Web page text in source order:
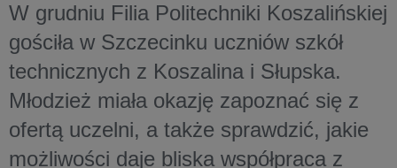
W grudniu Filia Politechniki Koszalińskiej
gościła w Szczecinku uczniów szkół
technicznych z Koszalina i Słupska.
Młodzież miała okazję zapoznać się z
ofertą uczelni, a także sprawdzić, jakie
możliwości daje bliska współpraca z